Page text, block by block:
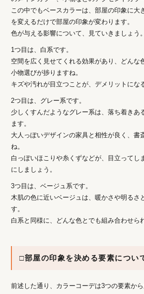
この中でもベースカラーは、部屋の印象に大
を変えるだけで部屋の印象が変わります。
色が与える影響について、見ていきましょう。
1つ目は、白系です。
空間を広く見せてくれる効果があり、どんな
小物選びが捗りますね。
キズや汚れが目立つことが、デメリットにな
2つ目は、グレー系です。
少しくすんだようなグレー系は、落ち着きあ
ます。
大人っぽいデザインの家具と相性が良く、書
ね。
白っぽいほこりや糸くずなどが、目立ってし
にしましょう。
3つ目は、ベージュ系です。
木肌の色に近いベージュは、暖かさや明るさ
す。
白系と同様に、どんな色とでも組み合わせら
□部屋の印象を決める要素につい
前述した通り、カラーコーデは3つの要素から